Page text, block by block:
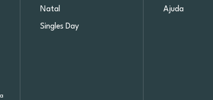
Natal
Singles Day
Ajuda